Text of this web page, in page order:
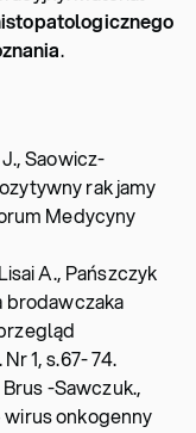
.
Saowicz-
rak jamy
Medycyny
A., Pańszczyk
brodawczaka
1, s.67- 74.
-Sawczuk.,
wirus onkogenny